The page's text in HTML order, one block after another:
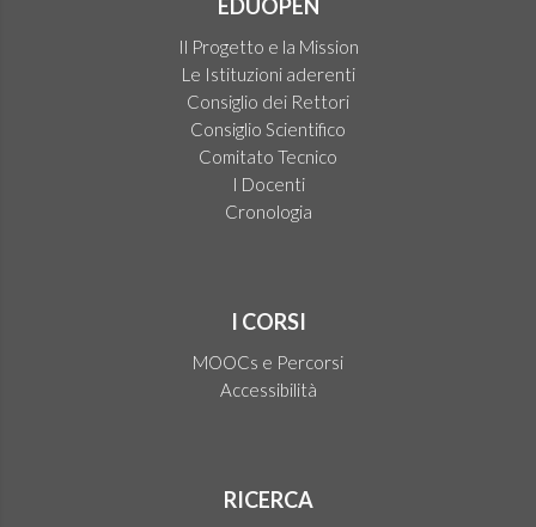
EDUOPEN
Il Progetto e la Mission
Le Istituzioni aderenti
Consiglio dei Rettori
Consiglio Scientifico
Comitato Tecnico
I Docenti
Cronologia
I CORSI
MOOCs e Percorsi
Accessibilità
RICERCA